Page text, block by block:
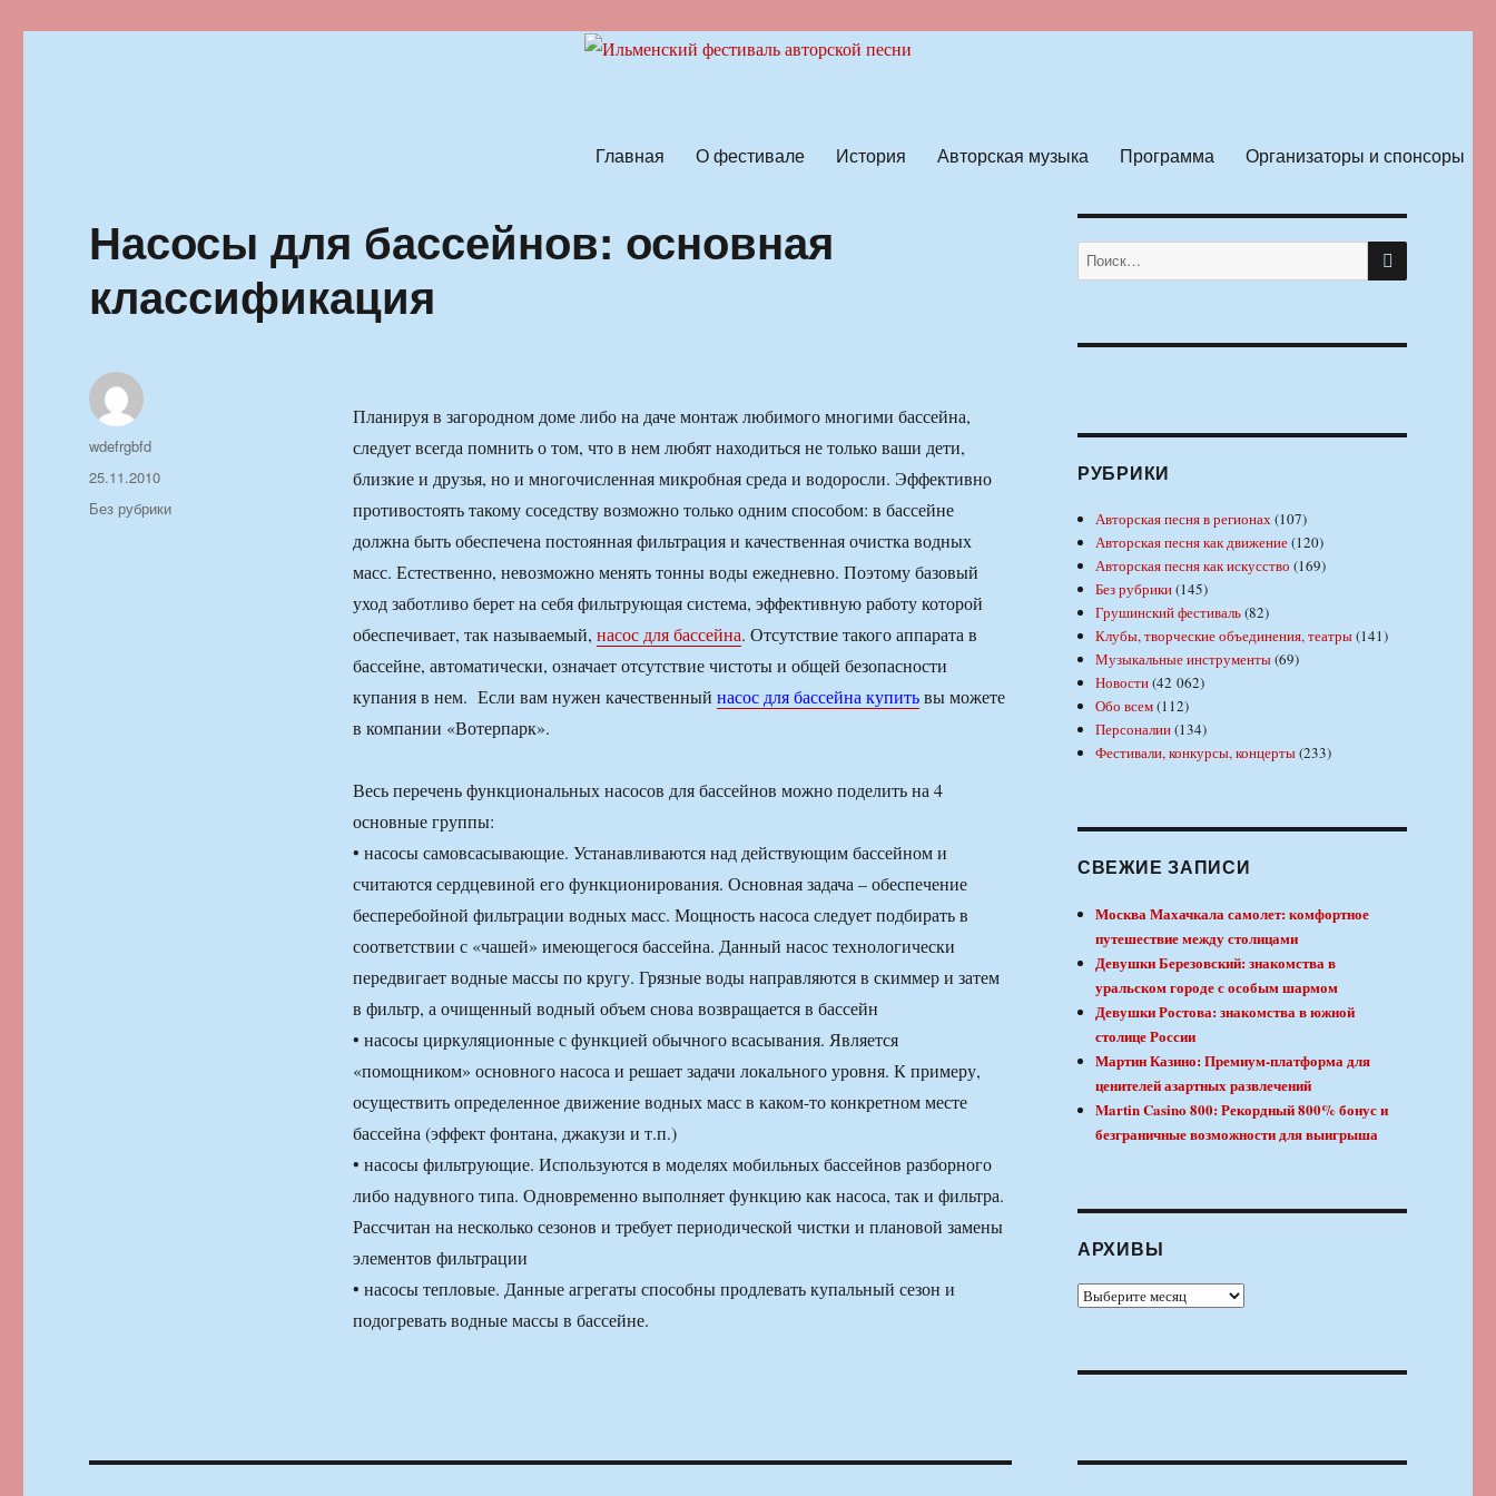
Главная О фестивале История Авторская музыка Программа Организаторы и спонсоры
Насосы для бассейнов: основная
классификация
Планируя в загородном доме либо на даче монтаж любимого многими бассейна,
следует всегда помнить о том, что в нем любят находиться не только ваши дети,
близкие и друзья, но и многочисленная микробная среда и водоросли. Эффективно
противостоять такому соседству возможно только одним способом: в бассейне
должна быть обеспечена постоянная фильтрация и качественная очистка водных
масс. Естественно, невозможно менять тонны воды ежедневно. Поэтому базовый
уход заботливо берет на себя фильтрующая система, эффективную работу которой
обеспечивает, так называемый, насос для бассейна. Отсутствие такого аппарата в
бассейне, автоматически, означает отсутствие чистоты и общей безопасности
купания в нем. Если вам нужен качественный насос для бассейна купитьвы можете
в компании «Вотерпарк».
Весь перечень функциональных насосов для бассейнов можно поделить на 4
основные группы:
• насосы самовсасывающие. Устанавливаются над действующим бассейном и
считаются сердцевиной его функционирования. Основная задача – обеспечение
бесперебойной фильтрации водных масс. Мощность насоса следует подбирать в
соответствии с «чашей» имеющегося бассейна. Данный насос технологически
передвигает водные массы по кругу. Грязные воды направляются в скиммер и затем
в фильтр, а очищенный водный объем снова возвращается в бассейн
• насосы циркуляционные с функцией обычного всасывания. Является
«помощником» основного насоса и решает задачи локального уровня. К примеру,
осуществить определенное движение водных масс в каком-то конкретном месте
бассейна (эффект фонтана, джакузи и т.п.)
• насосы фильтрующие. Используются в моделях мобильных бассейнов разборного
либо надувного типа. Одновременно выполняет функцию как насоса, так и фильтра.
Рассчитан на несколько сезонов и требует периодической чистки и плановой замены
элементов фильтрации
• насосы тепловые. Данные агрегаты способны продлевать купальный сезон и
подогревать водные массы в бассейне.
Автор
wdefrgbfd
Опубликовано
25.11.2010
Рубрики
Без рубрики
Искать: ПОИСК
РУБРИКИ
Авторская песня в регионах(107)
Авторская песня как движение(120)
Авторская песня как искусство (169)
Без рубрики(145)
Грушинский фестиваль(82)
Клубы, творческие объединения, театры(141)
Музыкальные инструменты(69)
Новости(42 062)
Обо всем(112)
Персоналии(134)
Фестивали, конкурсы, концерты(233)
СВЕЖИЕ ЗАПИСИ
Москва Махачкала самолет: комфортное
путешествие между столицами
Девушки Березовский: знакомства в
уральском городе с особым шармом
Девушки Ростова: знакомства в южной
столице России
Мартин Казино: Премиум-платформа для
ценителей азартных развлечений
Martin Casino 800: Рекордный 800% бонус и
безграничные возможности для выигрыша
АРХИВЫ
Архивы